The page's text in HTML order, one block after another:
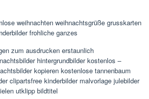
weihnachten weihnachtsgrüße grusskarten
frohliche ganzes
zum ausdrucken erstaunlich
hintergrundbilder kostenlos –
kopieren kostenlose tannenbaum
clipartsfree kinderbilder malvorlage julebilder
utklipp bildtitel